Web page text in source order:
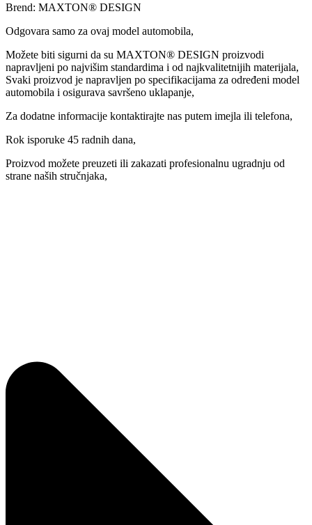
Brend: MAXTON® DESIGN
Odgovara samo za ovaj model automobila,
Možete biti sigurni da su MAXTON® DESIGN proizvodi
napravljeni po najvišim standardima i od najkvalitetnijih materijala,
Svaki proizvod je napravljen po specifikacijama za određeni model
automobila i osigurava savršeno uklapanje,
Za dodatne informacije kontaktirajte nas putem imejla ili telefona,
Rok isporuke 45 radnih dana,
Proizvod možete preuzeti ili zakazati profesionalnu ugradnju od
strane naših stručnjaka,